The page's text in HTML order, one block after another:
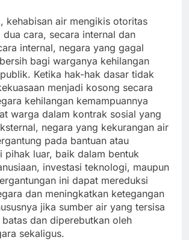
kehabisan air mengikis otoritas
dua cara, secara internal dan
internal, negara yang gagal
bagi warganya kehilangan
Ketika hak-hak dasar tidak
menjadi kosong secara
kehilangan kemampuannya
warga dalam kontrak sosial yang
negara yang kekurangan air
pada bantuan atau
pihak luar, baik dalam bentuk
investasi teknologi, maupun
ini dapat mereduksi
dan meningkatkan ketegangan
jika sumber air yang tersisa
dan diperebutkan oleh
sekaligus.